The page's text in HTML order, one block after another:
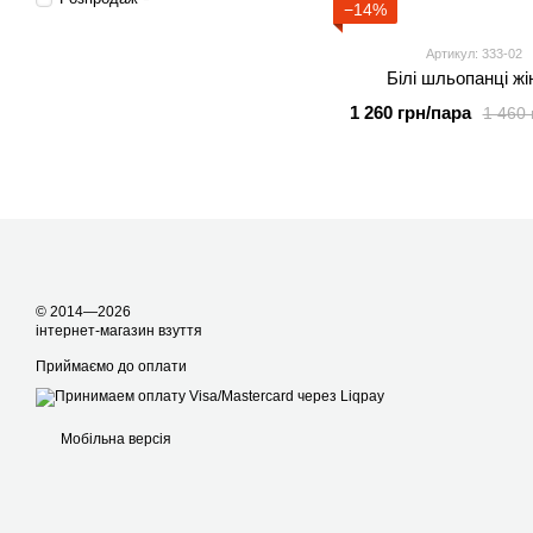
−14%
Артикул: 333-02
Білі шльопанці
1 460
1 260 грн/пара
© 2014—2026
інтернет-магазин взуття
Приймаємо до оплати
Мобільна версія